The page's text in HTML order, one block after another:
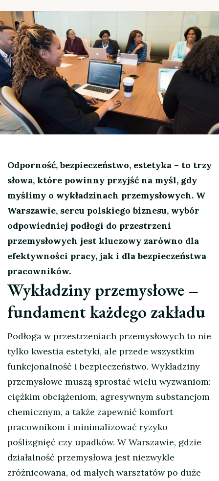
Odporność, bezpieczeństwo, estetyka – to trzy
słowa, które powinny przyjść na myśl, gdy
myślimy o wykładzinach przemysłowych. W
Warszawie, sercu polskiego biznesu, wybór
odpowiedniej podłogi do przestrzeni
przemysłowych jest kluczowy zarówno dla
efektywności pracy, jak i dla bezpieczeństwa
pracowników.
Wykładziny przemysłowe –
fundament każdego zakładu
Podłoga w przestrzeniach przemysłowych to nie
tylko kwestia estetyki, ale przede wszystkim
funkcjonalność i bezpieczeństwo. Wykładziny
przemysłowe muszą sprostać wielu wyzwaniom:
ciężkim obciążeniom, agresywnym substancjom
chemicznym, a także zapewnić komfort
pracownikom i minimalizować ryzyko
poślizgnięć czy upadków. W Warszawie, gdzie
działalność przemysłowa jest niezwykle
zróżnicowana, od małych warsztatów po duże